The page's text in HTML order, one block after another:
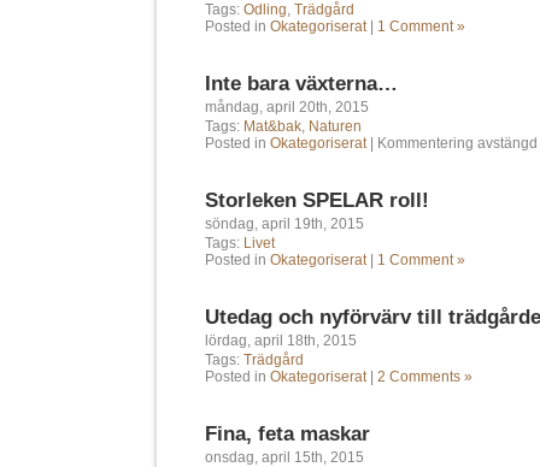
Tags: Odling, Trädgård
Posted in Okategoriserat| 1 Comment »
Inte bara växterna…
måndag, april 20th, 2015
Tags: Mat&bak, Naturen
Posted in Okategoriserat| Kommentering avstängd
Storleken SPELAR roll!
söndag, april 19th, 2015
Tags: Livet
Posted in Okategoriserat| 1 Comment »
Utedag och nyförvärv till
lördag, april 18th, 2015
Tags: Trädgård
Posted in Okategoriserat| 2 Comments »
Fina, feta maskar
onsdag, april 15th, 2015